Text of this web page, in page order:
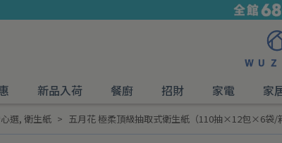
新品入荷 餐廚 招財 家電 家
選, 衛生紙 五月花 極柔頂級抽取式衛生紙（110抽×12包×6袋/